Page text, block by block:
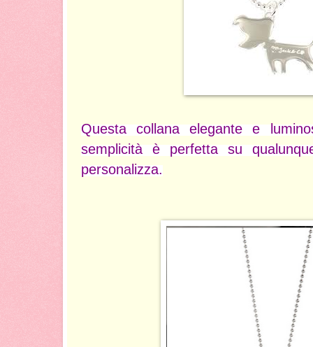
Questa collana elegante e
semplicità è perfetta su
personalizza.